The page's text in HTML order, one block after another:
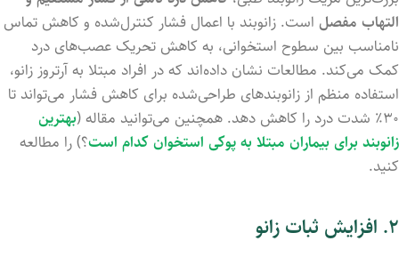
التهاب مفصل است. زانوبند با اعمال فشار کنترل‌شده و کاهش تماس
نامناسب بین سطوح استخوانی، به کاهش تحریک عصب‌های درد
کمک می‌کند. مطالعات نشان داده‌اند کهدر افراد مبتلا بهآرتروز زانو،
استفاده منظم از زانوبندهای طراحی‌شده برای کاهش فشار می‌تواند تا
۳۰٪
شدت درد را کاهش دهد. همچنین می‌توانید مقاله (بهترین
زانوبند برای بیماران مبتلا به پوکی استخوان کدام است؟) را مطالعه
کنید.
۲. افزایش ثبات زانو